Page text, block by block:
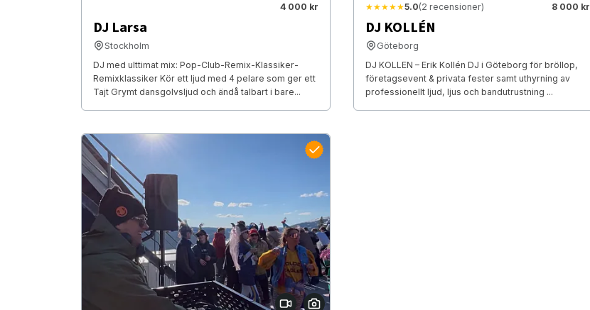
4 000 kr
DJ Larsa
Stockholm
DJ med ulttimat mix: Pop-Club-Remix-Klassiker-
Remixklassiker Kör ett ljud med 4 pelare som ger ett
Tajt Grymt dansgolvsljud och ändå talbart i bare...
★★★★★5.0(2 recensioner) 8 000 kr
DJ KOLLÉN
Göteborg
DJ KOLLEN – Erik Kollén DJ i Göteborg för bröllop,
företagsevent & privata fester samt uthyrning av
professionellt ljud, ljus och bandutrustning ...